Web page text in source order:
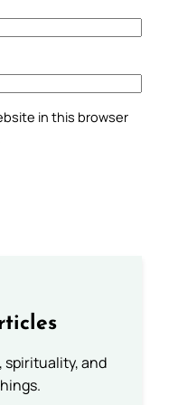
in this browser
spirituality, and